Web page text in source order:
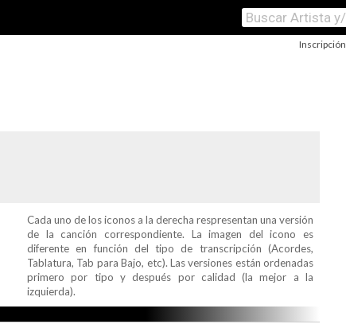
Inscripción
Cada uno de los iconos a la derecha respresentan una versión
de la canción correspondiente. La imagen del icono es
diferente en función del tipo de transcripción (Acordes,
Tablatura, Tab para Bajo, etc). Las versiones están ordenadas
primero por tipo y después por calidad (la mejor a la
izquierda).